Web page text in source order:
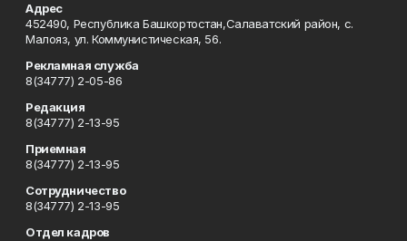
Адрес
452490, Республика Башкортостан,Салаватский район, с.
Малояз, ул. Коммунистическая, 56.
Рекламная служба
8(34777) 2-05-86
Редакция
8(34777) 2-13-95
Приемная
8(34777) 2-13-95
Сотрудничество
8(34777) 2-13-95
Отдел кадров